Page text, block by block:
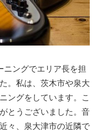
ニングでエリア長を担
。私は、茨木市や泉大
ングをしています。こ
とうございました。音
々、泉大津市の近隣で